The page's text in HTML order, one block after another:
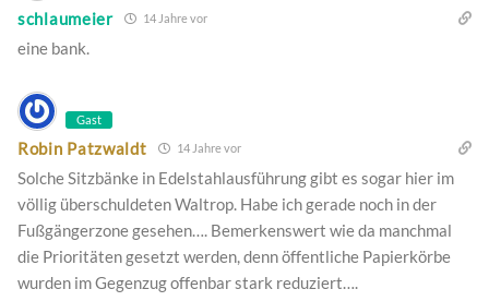
schlaumeier 14 Jahre vor
eine bank.
Gast
Robin Patzwaldt 14 Jahre vor
Solche Sitzbänke in Edelstahlausführung gibt es sogar hier im
völlig überschuldeten Waltrop. Habe ich gerade noch in der
Fußgängerzone gesehen…. Bemerkenswert wie da manchmal
die Prioritäten gesetzt werden, denn öffentliche Papierkörbe
wurden im Gegenzug offenbar stark reduziert….